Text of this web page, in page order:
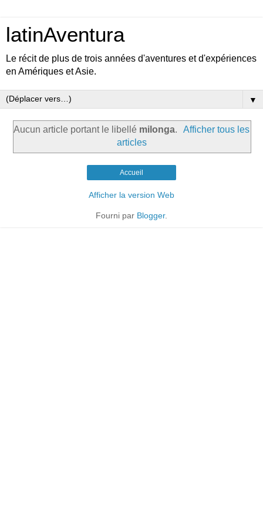
latinAventura
Le récit de plus de trois années d'aventures et d'expériences
en Amériques et Asie.
▼
Aucun article portant le libellé milonga.
Afficher tous les
articles
Accueil
Afficher la version Web
Fourni par Blogger.